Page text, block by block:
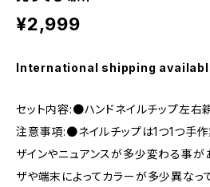
¥2,999
International shipping
セット内容:●ハンドネイルチップ左右
注意事項:●ネイルチップは1つ1つ手
ザインやニュアンスが多少変わる事が
ザや端末によってカラーが多少異なっ